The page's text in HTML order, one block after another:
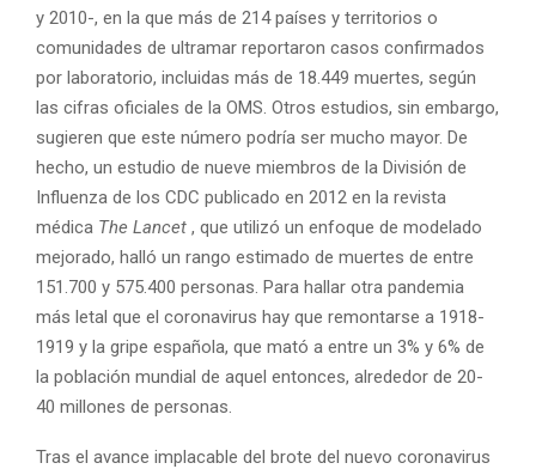
y 2010-, en la que más de 214 países y territorios o
comunidades de ultramar reportaron casos confirmados
por laboratorio, incluidas más de 18.449 muertes, según
las cifras oficiales de la OMS. Otros estudios, sin embargo,
sugieren que este número podría ser mucho mayor. De
hecho, un estudio de nueve miembros de la División de
Influenza de los CDC publicado en 2012 en la revista
médica The Lancet , que utilizó un enfoque de modelado
mejorado, halló un rango estimado de muertes de entre
151.700 y 575.400 personas. Para hallar otra pandemia
más letal que el coronavirus hay que remontarse a 1918-
1919 y la gripe española, que mató a entre un 3% y 6% de
la población mundial de aquel entonces, alrededor de 20-
40 millones de personas.
Tras el avance implacable del brote del nuevo coronavirus